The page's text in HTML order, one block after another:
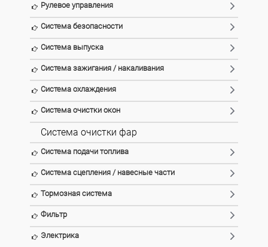
Рулевое управления
Система безопасности
Система выпуска
Система зажигания / накаливания
Система охлаждения
Система очистки окон
Система очистки фар
Система подачи топлива
Система сцепления / навесные части
Тормозная система
Фильтр
Электрика